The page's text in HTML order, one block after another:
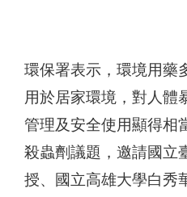
環保署表示，環境用藥
用於居家環境，對人體
管理及安全使用顯得相
殺蟲劑議題，邀請國立
授、國立高雄大學白秀